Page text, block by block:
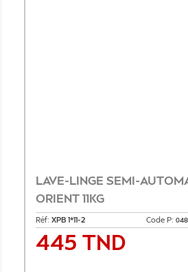
LAVE-LINGE SEMI-
ORIENT 11KG
Réf: XPB 1*11-2 Code P:
Prix
445 TND